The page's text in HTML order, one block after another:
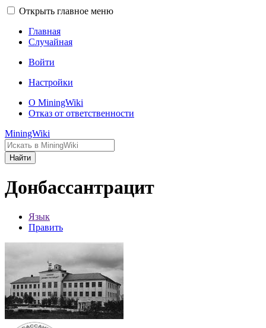
Открыть главное меню
Главная
Случайная
Войти
Настройки
О MiningWiki
Отказ от ответственности
MiningWiki
Найти
Донбассантрацит
Язык
Править